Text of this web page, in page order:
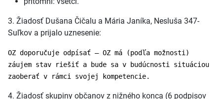
3. Žiadosť Dušana Čičalu a Mária Janíka, Nesluša 347-
Suľkov a prijalo uznesenie:
OZ doporučuje odpísať – OZ má (podľa možnosti)
záujem stav riešiť a bude sa v budúcnosti situáciou
zaoberať v rámci svojej kompetencie.
4. Žiadosť skupiny občanov z nižného konca (6 podpisov